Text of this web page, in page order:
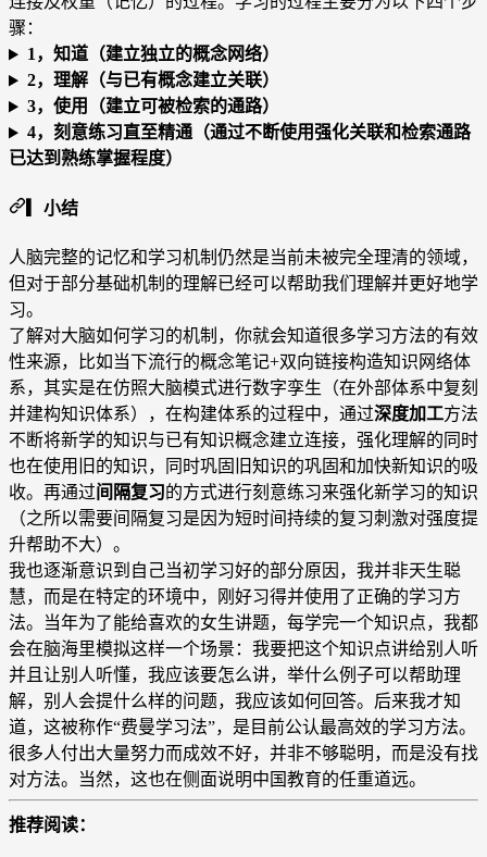
骤：
1，知道（建立独立的概念网络）
2，理解（与已有概念建立关联）
3，使用（建立可被检索的通路）
4，刻意练习直至精通（通过不断使用强化关联和检索通路
已达到熟练掌握程度）
▎小结
人脑完整的记忆和学习机制仍然是当前未被完全理清的领域，
但对于部分基础机制的理解已经可以帮助我们理解并更好地学
习。
了解对大脑如何学习的机制，你就会知道很多学习方法的有效
性来源，比如当下流行的概念笔记+双向链接构造知识网络体
系，其实是在仿照大脑模式进行数字孪生（在外部体系中复刻
并建构知识体系），在构建体系的过程中，通过深度加工方法
不断将新学的知识与已有知识概念建立连接，强化理解的同时
也在使用旧的知识，同时巩固旧知识的巩固和加快新知识的吸
收。再通过间隔复习的方式进行刻意练习来强化新学习的知识
（之所以需要间隔复习是因为短时间持续的复习刺激对强度提
升帮助不大）。
我也逐渐意识到自己当初学习好的部分原因，我并非天生聪
慧，而是在特定的环境中，刚好习得并使用了正确的学习方
法。当年为了能给喜欢的女生讲题，每学完一个知识点，我都
会在脑海里模拟这样一个场景：我要把这个知识点讲给别人听
并且让别人听懂，我应该要怎么讲，举什么例子可以帮助理
解，别人会提什么样的问题，我应该如何回答。后来我才知
道，这被称作“费曼学习法”，是目前公认最高效的学习方法。
很多人付出大量努力而成效不好，并非不够聪明，而是没有找
对方法。当然，这也在侧面说明中国教育的任重道远。
推荐阅读：